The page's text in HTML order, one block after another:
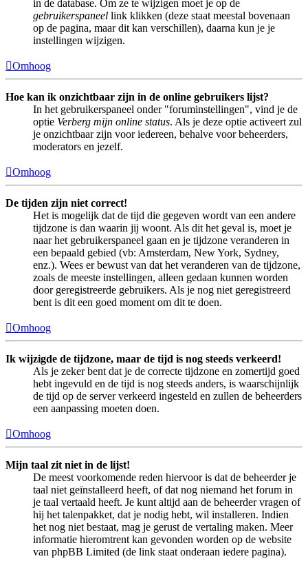
in de database. Om ze te wijzigen moet je op de
gebruikerspaneel link klikken (deze staat meestal bovenaan
op de pagina, maar dit kan verschillen), daarna kun je je
instellingen wijzigen.
Omhoog
Hoe kan ik onzichtbaar zijn in de online gebruikers lijst?
In het gebruikerspaneel onder "foruminstellingen", vind je de
optie Verberg mijn online status. Als je deze optie activeert zul
je onzichtbaar zijn voor iedereen, behalve voor beheerders,
moderators en jezelf.
Omhoog
De tijden zijn niet correct!
Het is mogelijk dat de tijd die gegeven wordt van een andere
tijdzone is dan waarin jij woont. Als dit het geval is, moet je
naar het gebruikerspaneel gaan en je tijdzone veranderen in
een bepaald gebied (vb: Amsterdam, New York, Sydney,
enz.). Wees er bewust van dat het veranderen van de tijdzone,
zoals de meeste instellingen, alleen gedaan kunnen worden
door geregistreerde gebruikers. Als je nog niet geregistreerd
bent is dit een goed moment om dit te doen.
Omhoog
Ik wijzigde de tijdzone, maar de tijd is nog steeds verkeerd!
Als je zeker bent dat je de correcte tijdzone en zomertijd goed
hebt ingevuld en de tijd is nog steeds anders, is waarschijnlijk
de tijd op de server verkeerd ingesteld en zullen de beheerders
een aanpassing moeten doen.
Omhoog
Mijn taal zit niet in de lijst!
De meest voorkomende reden hiervoor is dat de beheerder je
taal niet geïnstalleerd heeft, of dat nog niemand het forum in
je taal vertaald heeft. Je kunt altijd aan de beheerder vragen of
hij het talenpakket, dat je nodig hebt, wil installeren. Indien
het nog niet bestaat, mag je gerust de vertaling maken. Meer
informatie hieromtrent kan gevonden worden op de website
van phpBB Limited (de link staat onderaan iedere pagina).